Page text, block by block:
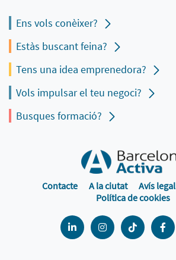
Ens vols conèixer?
Estàs buscant feina?
Tens una idea emprenedora?
Vols impulsar el teu negoci?
Busques formació?
Contacte A la ciutat Avís legal
Política de cookies